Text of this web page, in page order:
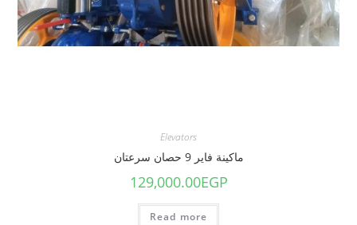
Elevators
ماكينة فاير 9 حصان سرعتان
129,000.00EGP
Read more